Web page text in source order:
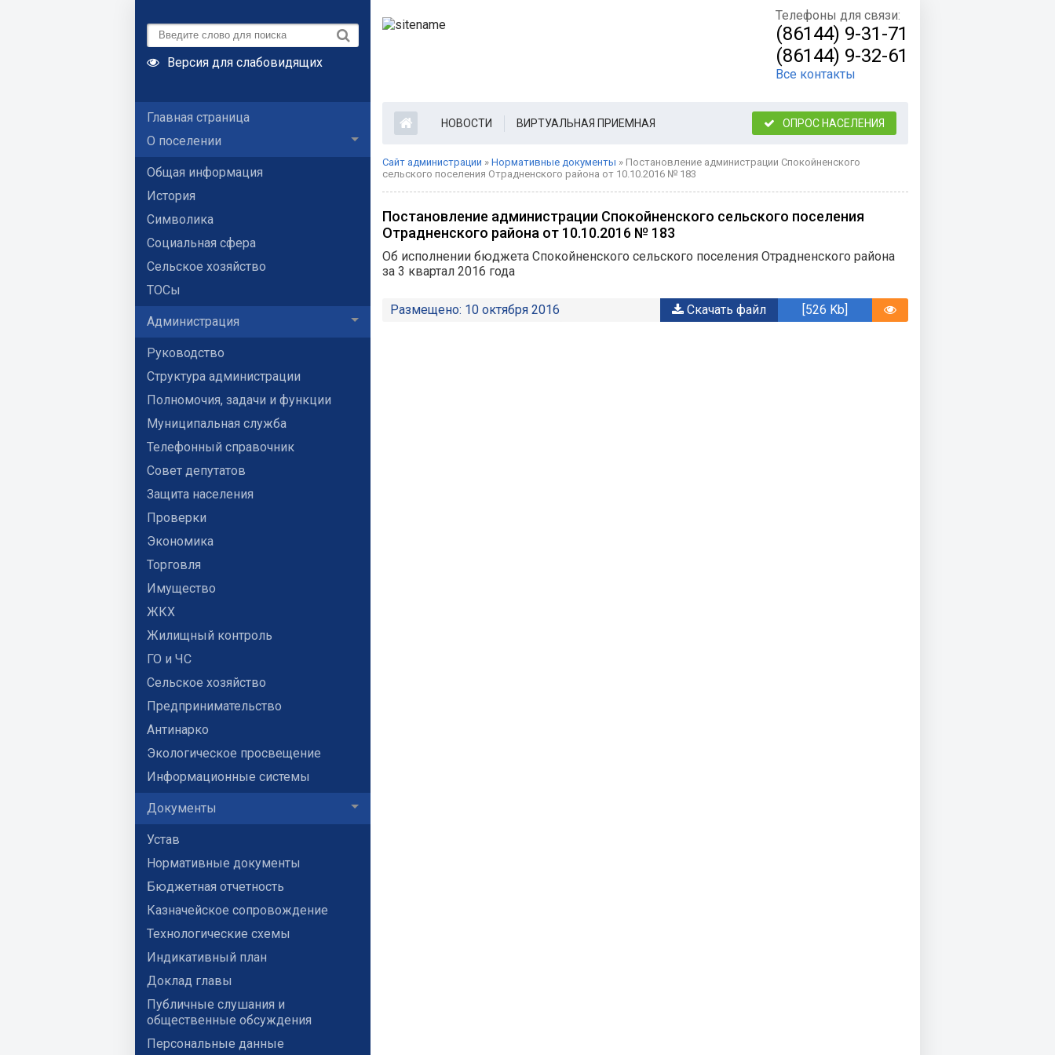
Версия для слабовидящих
Телефоны для связи:
(86144) 9-31-71
(86144) 9-32-61
Все контакты
Главная страница
О поселении
Общая информация
История
Символика
Социальная сфера
Сельское хозяйство
ТОСы
Администрация
Руководство
Структура администрации
Полномочия, задачи и функции
Муниципальная служба
Телефонный справочник
Совет депутатов
Защита населения
Проверки
Экономика
Торговля
Имущество
ЖКХ
Жилищный контроль
ГО и ЧС
Сельское хозяйство
Предпринимательство
Антинарко
Экологическое просвещение
Информационные системы
Документы
Устав
Нормативные документы
Бюджетная отчетность
Казначейское сопровождение
Технологические схемы
Индикативный план
Доклад главы
Публичные слушания и
общественные обсуждения
Персональные данные
НОВОСТИ ВИРТУАЛЬНАЯ ПРИЕМНАЯ ОПРОС НАСЕЛЕНИЯ
Сайт администрации » Нормативные документы » Постановление администрации Спокойненского
сельского поселения Отрадненского района от 10.10.2016 № 183
Постановление администрации Спокойненского сельского поселения
Отрадненского района от 10.10.2016 № 183
Об исполнении бюджета Спокойненского сельского поселения Отрадненского района
за 3 квартал 2016 года
Размещено: 10 октября 2016 Скачать файл [526 Kb]